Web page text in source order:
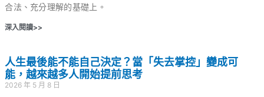
合法、充分理解的基礎上。
深入閱讀>>
人生最後能不能自己決定？當「失去掌控」變成可
能，越來越多人開始提前思考
2026 年 5 月 8 日